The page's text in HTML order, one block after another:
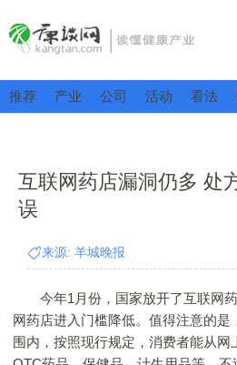
推荐 产业 公司 活动 看法
互联网药店漏洞仍多 处
误
来源: 羊城晚报
今年1月份，国家放开了互联网药
网药店进入门槛降低。值得注意的是
围内，按照现行规定，消费者能从网